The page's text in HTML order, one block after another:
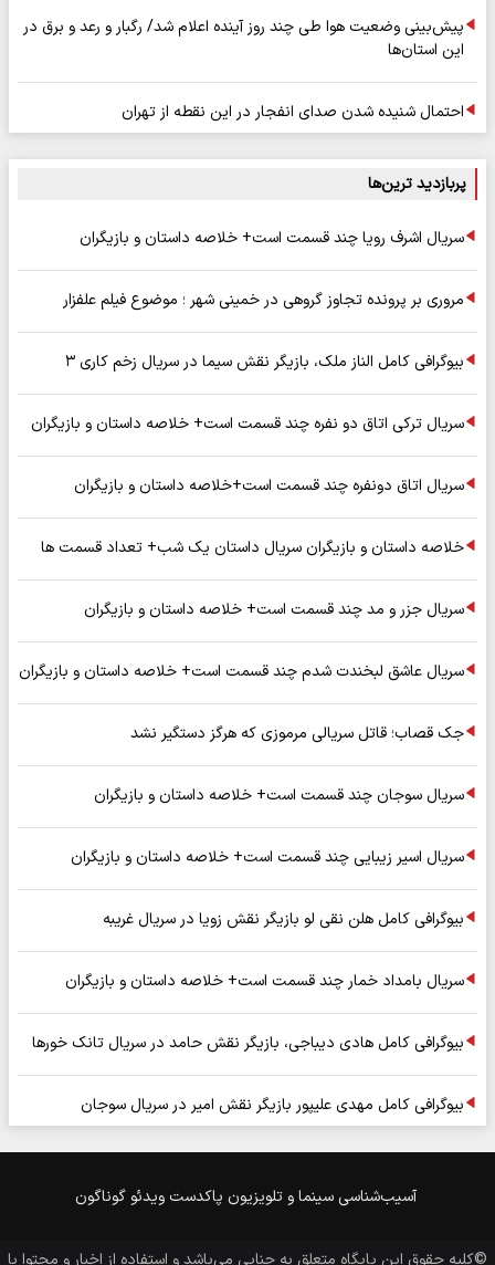
پیش‌بینی وضعیت هوا طی چند روز آینده اعلام شد/ رگبار و رعد و برق در
این استان‌ها
احتمال شنیده شدن صدای انفجار در این نقطه از تهران
پربازدید ترین‌ها
سریال اشرف رویا چند قسمت است+ خلاصه داستان و بازیگران
مروری بر پرونده تجاوز گروهی در خمینی شهر ؛ موضوع فیلم علفزار
بیوگرافی کامل الناز ملک، بازیگر نقش سیما در سریال زخم کاری ۳
سریال ترکی اتاق دو نفره چند قسمت است+ خلاصه داستان و بازیگران
سریال اتاق دونفره چند قسمت است+خلاصه داستان و بازیگران
خلاصه داستان و بازیگران سریال داستان یک شب+ تعداد قسمت ها
سریال جزر و مد چند قسمت است+ خلاصه داستان و بازیگران
سریال عاشق لبخندت شدم چند قسمت است+ خلاصه داستان و بازیگران
جک قصاب؛ قاتل سریالی مرموزی که هرگز دستگیر نشد
سریال سوجان چند قسمت است+ خلاصه داستان و بازیگران
سریال اسیر زیبایی چند قسمت است+ خلاصه داستان و بازیگران
بیوگرافی کامل هلن نقی لو بازیگر نقش زویا در سریال غریبه
سریال بامداد خمار چند قسمت است+ خلاصه داستان و بازیگران
بیوگرافی کامل هادی دیباجی، بازیگر نقش حامد در سریال تانک خورها
بیوگرافی کامل مهدی علیپور بازیگر نقش امیر در سریال سوجان
آسیب‌شناسی سینما و تلویزیون پاکدست ویدئو گوناگون